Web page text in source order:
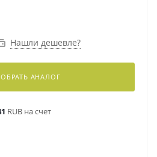
Нашли дешевле?
АНАЛОГ
RUB на счет